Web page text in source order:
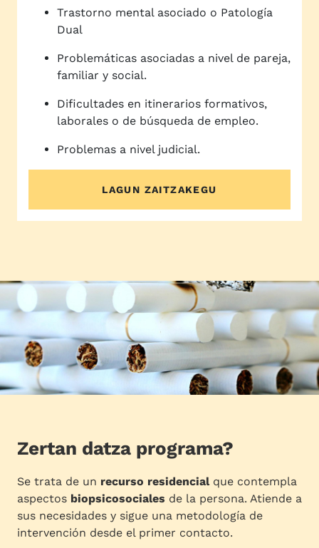
Trastorno mental asociado o Patología
Dual
Problemáticas asociadas a nivel de pareja,
familiar y social.
Dificultades en itinerarios formativos,
laborales o de búsqueda de empleo.
Problemas a nivel judicial.
LAGUN ZAITZAKEGU
Zertan datza programa?
Se trata de un recurso residencialque contempla
aspectos biopsicosociales de la persona. Atiende a
sus necesidades y sigue una metodología de
intervención desde el primer contacto.